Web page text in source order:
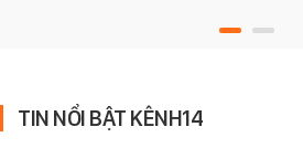
TIN NỔI BẬT KÊNH14